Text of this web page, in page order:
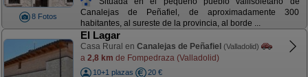
8 Fotos
Canalejas de Peñafiel, de aproximadamente 300
habitantes, al sureste de la provincia, al borde ...
El Lagar
Casa Rural en Canalejas de Peñafiel (Valladolid)
a 2,8 km de Fompedraza (Valladolid)
10+1 plazas
20 €